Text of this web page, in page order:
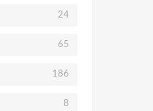
24
65
186
8